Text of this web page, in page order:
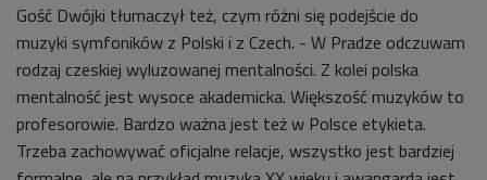
Gość Dwójki tłumaczył też, czym różni się podejście do
muzyki symfoników z Polski i z Czech. - W Pradze odczuwam
rodzaj czeskiej wyluzowanej mentalności. Z kolei polska
mentalność jest wysoce akademicka. Większość muzyków to
profesorowie. Bardzo ważna jest też w Polsce etykieta.
Trzeba zachowywać oficjalne relacje, wszystko jest bardziej